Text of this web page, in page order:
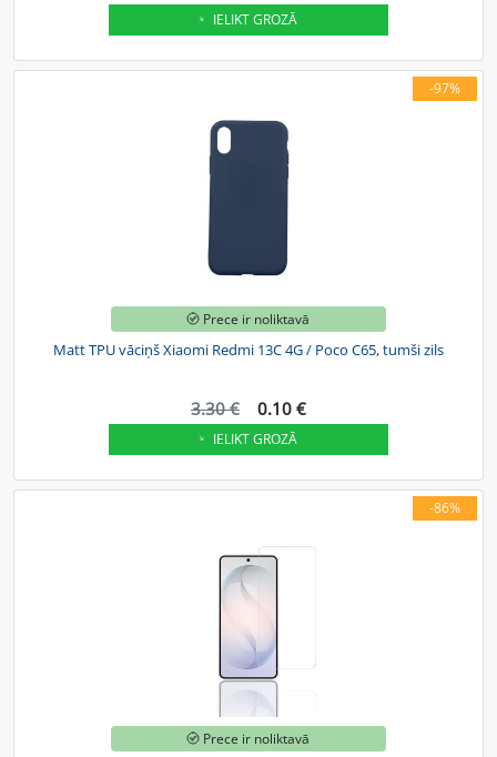
IELIKT GROZĀ
-97%
Prece ir noliktavā
Matt TPU vāciņš Xiaomi Redmi 13C 4G / Poco C65, tumši zils
3.30 € 0.10 €
IELIKT GROZĀ
-86%
Prece ir noliktavā